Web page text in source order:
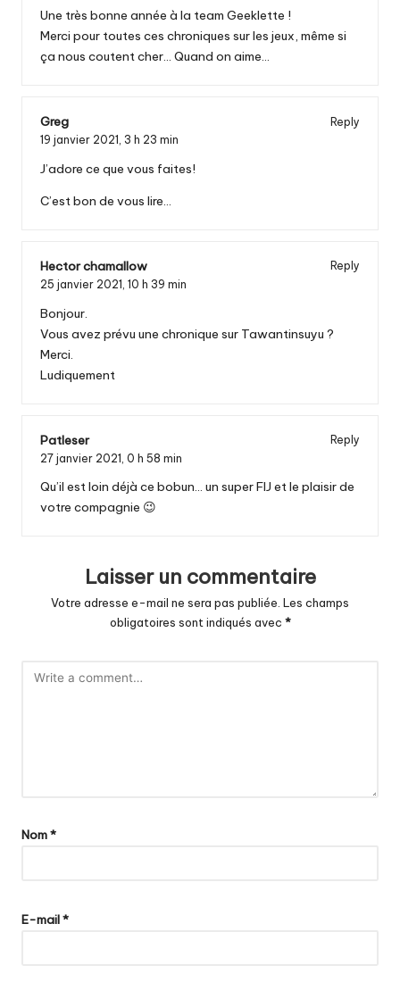
Une très bonne année à la team Geeklette !
Merci pour toutes ces chroniques sur les jeux, même si
ça nous coutent cher… Quand on aime…
Greg
Reply
19 janvier 2021, 3 h 23 min
J’adore ce que vous faites!
C’est bon de vous lire…
Hector chamallow
Reply
25 janvier 2021, 10 h 39 min
Bonjour.
Vous avez prévu une chronique sur Tawantinsuyu ?
Merci.
Ludiquement
Patleser
Reply
27 janvier 2021, 0 h 58 min
Qu’il est loin déjà ce bobun… un super FIJ et le plaisir de
votre compagnie 😉
Laisser un commentaire
Votre adresse e-mail ne sera pas publiée. Les champs
obligatoires sont indiqués avec *
Nom*
E-mail*